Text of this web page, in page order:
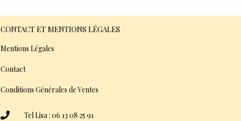
CONTACT ET MENTIONS LÉGALES
Mentions Légales
Contact
Conditions Générales de Ventes
Tel Lisa : 06 13 08 25 91